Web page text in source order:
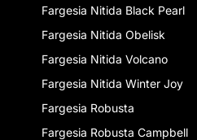
Fargesia Nitida Black Pearl
Fargesia Nitida Obelisk
Fargesia Nitida Volcano
Fargesia Nitida Winter Joy
Fargesia Robusta
Fargesia Robusta Campbell